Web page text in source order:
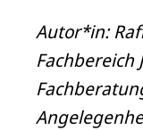
Autor*in:
Fachbereich